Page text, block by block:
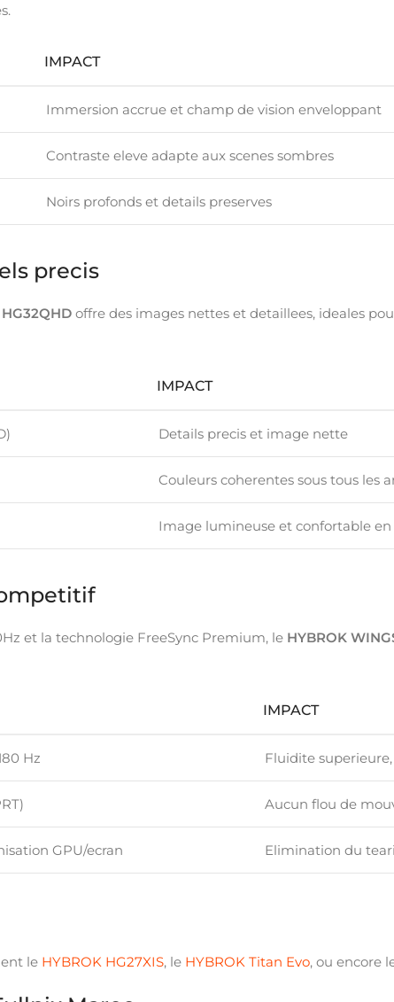
IMPACT
Immersion accrue et champ de vision enveloppant
Contraste eleve adapte aux scenes sombres
Noirs profonds et details preserves
precis
offre des images nettes et detaillees, ideales
IMPACT
Details precis et image nette
Couleurs coherentes sous tous les
Image lumineuse et confortable
et la technologie FreeSync Premium, le HYBROK
IMPACT
Hz Fluidite
Aucun flou de
GPU/ecran Elimination du
le HYBROK HG27XIS, le HYBROK Titan Evo, ou encore